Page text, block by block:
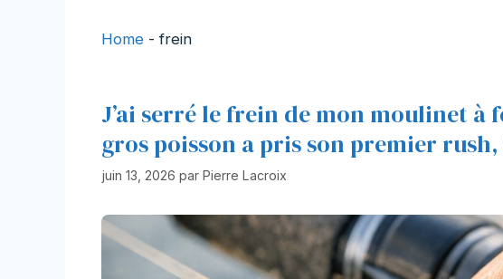
Home -frein
J’ai serré le frein de mon moulinet
gros poisson a pris son premier
juin 13, 2026 par Pierre Lacroix